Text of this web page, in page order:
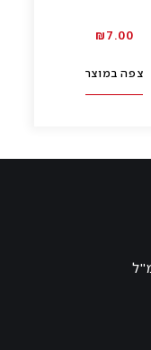
00.₪7
צפה במוצר